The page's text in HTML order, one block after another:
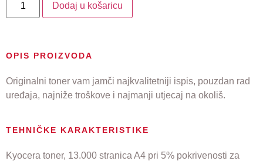
Dodaj u košaricu
OPIS PROIZVODA
Originalni toner vam jamči najkvalitetniji ispis, pouzdan rad
uređaja, najniže troškove i najmanji utjecaj na okoliš.
TEHNIČKE KARAKTERISTIKE
Kyocera toner, 13.000 stranica A4 pri 5% pokrivenosti za